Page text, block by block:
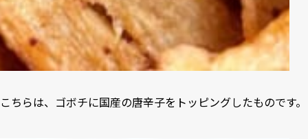
こちらは、ゴボチに国産の唐辛子をトッピングしたものです。